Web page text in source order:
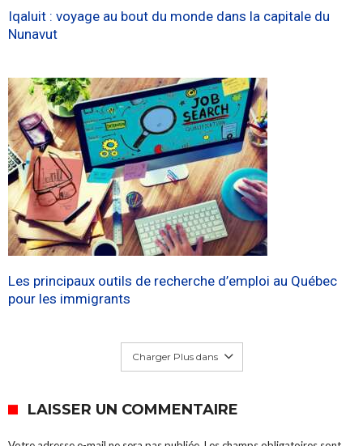
Iqaluit : voyage au bout du monde dans la capitale du
Nunavut
Les principaux outils de recherche d’emploi au Québec
pour les immigrants
Charger Plus dans
LAISSER UN COMMENTAIRE